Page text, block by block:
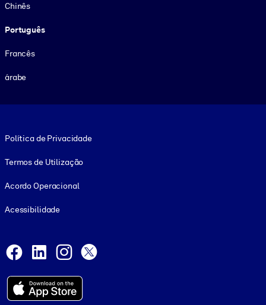
Chinês
Português
Francês
árabe
Política de Privacidade
Termos de Utilização
Acordo Operacional
Acessibilidade
Facebook
LinkedInInstagram